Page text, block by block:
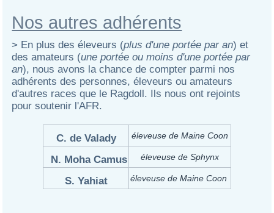
Nos autres adhérents
> En plus des éleveurs (plus d'une portée par an) et
des amateurs (une portée ou moins d'une portée par
an), nous avons la chance de compter parmi nos
adhérents des personnes, éleveurs ou amateurs
d'autres races que le Ragdoll. Ils nous ont rejoints
pour soutenir l'AFR.
C. de Valady éleveuse de Maine Coon
N. Moha Camus éleveuse de Sphynx
S. Yahiat éleveuse de Maine Coon